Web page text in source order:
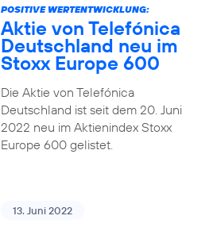
POSITIVE WERTENTWICKLUNG:
Aktie von Telefónica
Deutschland neu im
Stoxx Europe 600
Die Aktie von Telefónica
Deutschland ist seit dem 20. Juni
2022 neu im Aktienindex Stoxx
Europe 600 gelistet.
13. Juni 2022